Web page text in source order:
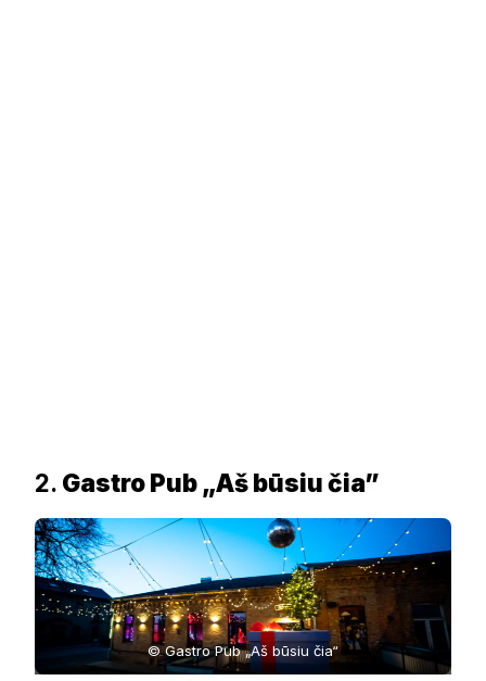
2. Gastro Pub „Aš būsiu čia”
© Gastro Pub „Aš būsiu čia“